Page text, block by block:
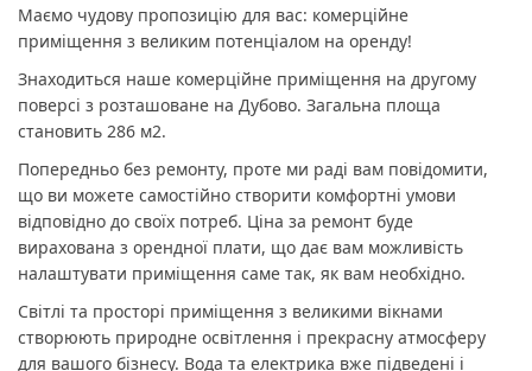
Маємо чудову пропозицію для вас: комерційне
приміщення з великим потенціалом на оренду!
Знаходиться наше комерційне приміщення на другому
поверсі з розташоване на Дубово. Загальна площа
становить 286 м2.
Попередньо без ремонту, проте ми раді вам повідомити,
що ви можете самостійно створити комфортні умови
відповідно до своїх потреб. Ціна за ремонт буде
вирахована з орендної плати, що дає вам можливість
налаштувати приміщення саме так, як вам необхідно.
Світлі та просторі приміщення з великими вікнами
створюють природне освітлення і прекрасну атмосферу
для вашого бізнесу. Вода та електрика вже підведені і